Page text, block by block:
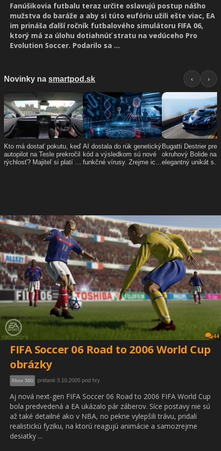
Fanúšikovia futbalu teraz určite oslavujú postup nášho
mužstva do baráže a aby si túto eufóriu užili ešte viac, EA
im prináša ďalší ročník futbalového simulátoru FIFA 06,
ktorý má za úlohu dotiahnúť stratu na vedúceho Pro
Evolution Soccer. Podarilo sa ...
44
FIFA Soccer 06 Road to 2006 World Cup
obrázky
Xbox 360 pridané 3.10.2005 pod hry
Aj nová next-gen FIFA Soccer 06 Road to 2006 FIFA World Cup
bola predvedená a EA ukázalo pár záberov. Síce postavy nie sú
až také detailné ako v NBA, no pekne vylepšili trávu, pridali
realistickú fyziku, na ktorú reagujú animácie a samozrejme
desiatky ...